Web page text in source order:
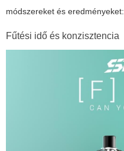
módszereket és eredményeket:
Fűtési idő és konzisztencia